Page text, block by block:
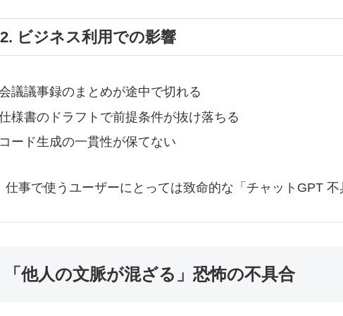
ビジネス利用での影響
議議事録のまとめが途中で切れる
様書のドラフトで前提条件が抜け落ちる
ード生成の一貫性が保てない
仕事で使うユーザーにとっては致命的な「チャットGPT 不
「他人の文脈が混ざる」恐怖の不具合